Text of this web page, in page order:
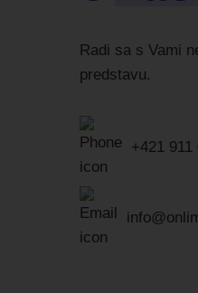
Radi sa s Vami
predstavu.
+421 911